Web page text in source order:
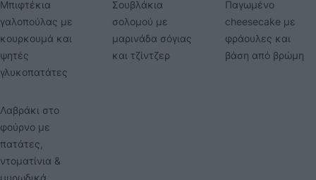
Μπιφτέκια
γαλοπούλας με
κουρκουμά και
ψητές
γλυκοπατάτες
Σουβλάκια
σολομού με
μαρινάδα σόγιας
και τζίντζερ
Παγωμένο
cheesecake με
φράουλες και
βάση από βρώμη
Λαβράκι στο
φούρνο με
πατάτες,
ντοματίνια &
μυρωδικά